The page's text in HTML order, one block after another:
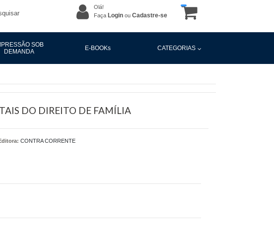
Olá!
Faça Login ou Cadastre-se
SOB
DEMANDA
E-BOOKs CATEGORIAS
DO DIREITO DE FAMÍLIA
CONTRA CORRENTE